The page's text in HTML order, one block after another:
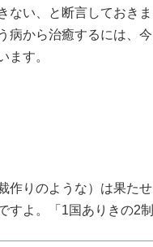
ない、と断言しておき
病から治癒するには、
ます。
作りのような）は果た
よ。「1国ありきの2